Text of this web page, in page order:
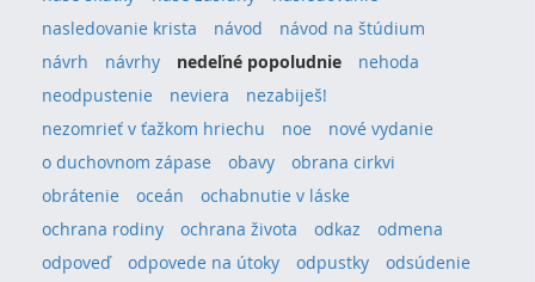
nasledovanie krista
návod
návod na štúdium
návrh
návrhy nedeľné popoludnie
nehoda
neodpustenie
neviera
nezabiješ!
nezomrieť v ťažkom hriechu
noe
nové vydanie
o duchovnom zápase
obavy
obrana cirkvi
obrátenie
oceán
ochabnutie v láske
ochrana rodiny
ochrana života odkaz
odmena
odpoveď
odpovede na útoky odpustky
odsúdenie